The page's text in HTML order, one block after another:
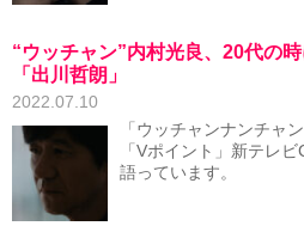
“ウッチャン”内村光良、20代の
「出川哲朗」
2022.07.10
「ウッチャンナンチャ
「Vポイント」新テレ
語っています。